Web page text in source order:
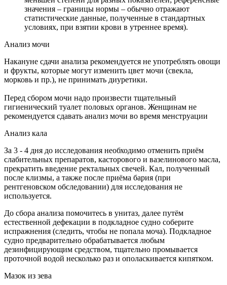
значения – границы нормы – обычно отражают
статистические данные, полученные в стандартных
условиях, при взятии крови в утреннее время).
Анализ мочи
Накануне сдачи анализа рекомендуется не употреблять овощи
и фрукты, которые могут изменить цвет мочи (свекла,
морковь и пр.), не принимать диуретики.
Перед сбором мочи надо произвести тщательный
гигиенический туалет половых органов. Женщинам не
рекомендуется сдавать анализ мочи во время менструации
Анализ кала
За 3 - 4 дня до исследования необходимо отменить приём
слабительных препаратов, касторового и вазелинового масла,
прекратить введение ректальных свечей. Кал, полученный
после клизмы, а также после приёма бария (при
рентгеновском обследовании) для исследования не
используется.
До сбора анализа помочитесь в унитаз, далее путём
естественной дефекации в подкладное судно соберите
испражнения (следить, чтобы не попала моча). Подкладное
судно предварительно обрабатывается любым
дезинфицирующим средством, тщательно промывается
проточной водой несколько раз и ополаскивается кипятком.
Мазок из зева